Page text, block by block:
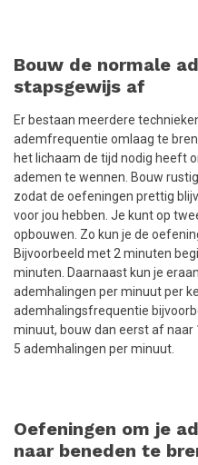
Bouw de normale
stapsgewijs af
Er bestaan meerdere
ademfrequentie omlaag te
het lichaam de tijd nodig heeft
ademen te wennen. Bouw
zodat de oefeningen prettig
voor jou hebben. Je kunt op
opbouwen. Zo kun je de
Bijvoorbeeld met 2 minuten
minuten. Daarnaast kun je
ademhalingen per minuut per
ademhalingsfrequentie
minuut, bouw dan eerst af naar
5 ademhalingen per minuut.
Oefeningen om je
naar beneden te